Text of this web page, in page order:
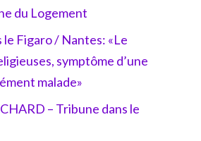
du Logement
le Figaro / Nantes: «Le
symptôme d’une
malade»
– Tribune dans le